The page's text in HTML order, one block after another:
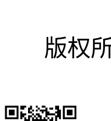
版权